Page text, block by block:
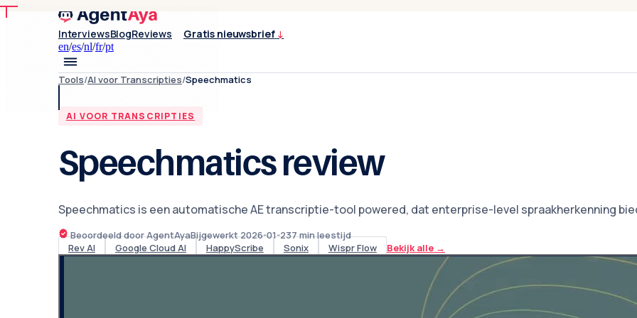
InterviewsBlogReviews Gratis nieuwsbrief ↓
en/es/nl/fr/pt
Tools/AI voor Transcripties/Speechmatics
AI VOOR TRANSCRIPTIES
Speechmatics review
Speechmatics is een automatische AE transcriptie-tool powered, dat enterprise-level spraakherkenning
Beoordeeld door AgentAyaBijgewerkt2026-01-237min leestijd
Rev AI
Google Cloud AI HappyScribe Sonix Wispr Flow Bekijk alle→